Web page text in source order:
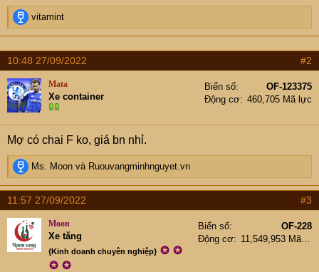
R
e
c
t
i
o
n
vitamint
10:48 27/09/2022 #2
Mata
Xe container
Biển số
OF-123375
Động cơ
460,705 Mã lực
Mợ có chai F ko, giá bn nhỉ.
R
e
a
c
t
i
o
n
Ms. Moon và Ruouvangminhnguyet.vn
11:57 27/09/2022 #3
Moon
Xe tăng
{Kinh doanh chuyên nghiệp} ✪ ✪
✪ ✪
Biển số
OF-228
Động cơ